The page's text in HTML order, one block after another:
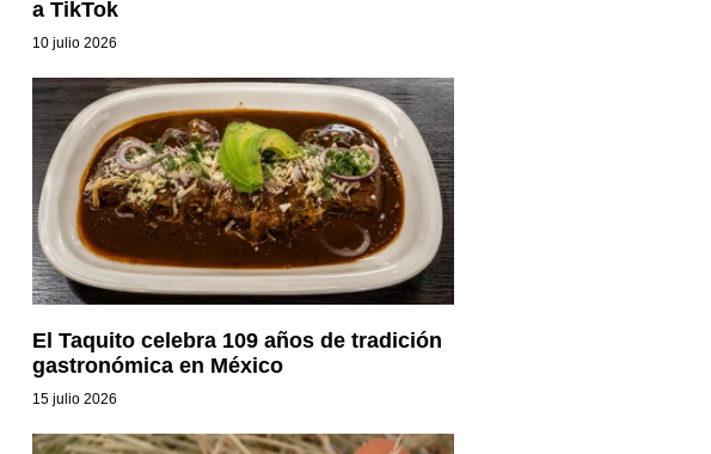
a TikTok
10 julio 2026
El Taquito celebra 109 años de tradición
gastronómica en México
15 julio 2026